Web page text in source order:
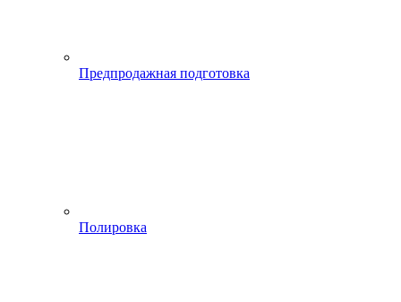
Предпродажная подготовка
Полировка